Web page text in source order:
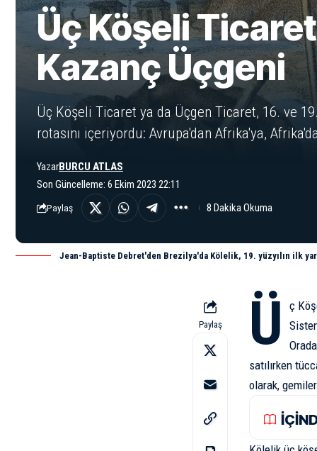
Üç Köşeli
Kazanç Üçgeni
Üç Köşeli Ticaret ya da Üçgen Ticaret, 16. ve
rotasını içeriyordu: Avrupa'dan Afrika'ya,
Son Güncelleme: 6 Ekim 2023 22:11
YazarBURCU ATLAS
Paylaş 8 Dakika Okuma
Jean-Baptiste Debret'den Brezilya'da Kölelik, 19. yüzyılın ilk
Paylaş Ü
ç
satılırken
olarak,